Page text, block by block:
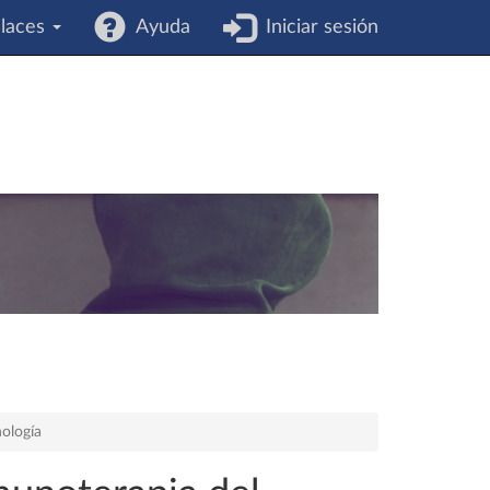
Ayuda Iniciar sesión